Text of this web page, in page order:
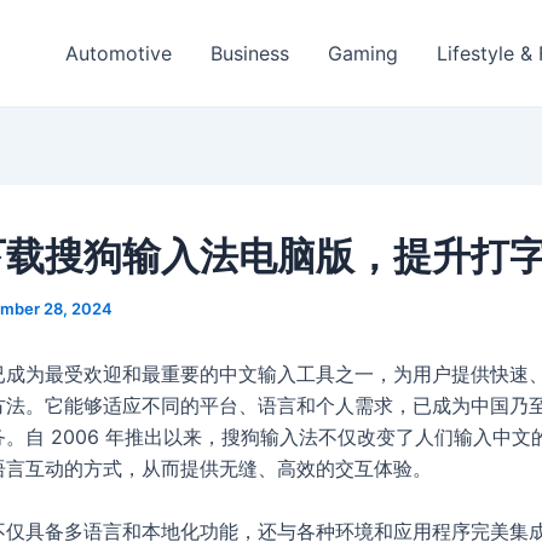
Automotive Business Gaming Lifestyle &
搜狗输入法电脑版，提升打
28, 2024
为最受欢迎和最重要的中文输入工具之一，为用户提供快速
。它能够适应不同的平台、语言和个人需求，已成为中国乃
。自 2006 年推出以来，搜狗输入法不仅改变了人们输入中文
互动的方式，从而提供无缝、高效的交互体验。
具备多语言和本地化功能，还与各种环境和应用程序完美集